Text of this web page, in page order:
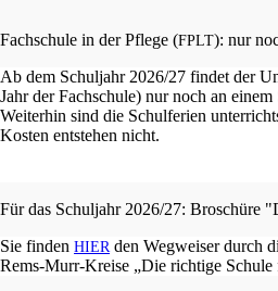
Fachschu­le in der Pflege (FPLT): nur
Ab dem Schul­jahr 2026/27 findet der
Jahr der Fachschu­le) nur noch an
Weiter­hin sind die Schul­fe­ri­en
Kosten entste­hen nicht.
Für das Schul­jahr 2026/27: Broschü­re
Sie finden HIER den Wegwei­ser durch
Rems-Murr-Kreise „Die richti­ge Schule